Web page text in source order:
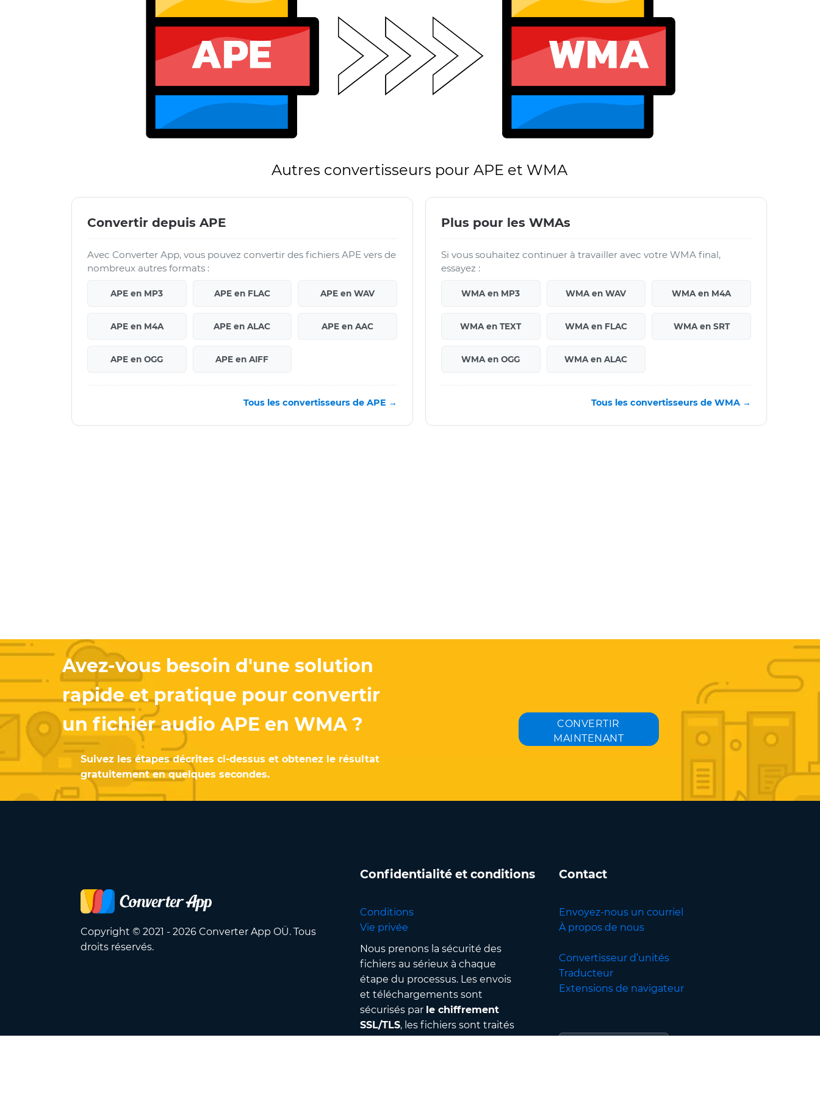
Autres convertisseurs pour APE et WMA
Convertir depuis APE
Avec Converter App, vous pouvez convertir des fichiers APE vers de
nombreux autres formats :
APE en MP3 APE en FLAC APE en WAV
APE en M4A APE en ALAC APE en AAC
APE en OGG APE en AIFF
Tous les convertisseurs de APE →
Plus pour les WMAs
Si vous souhaitez continuer à travailler avec votre WMA final,
essayez :
WMA en MP3 WMA en WAV WMA en M4A
WMA en TEXT WMA en FLAC WMA en SRT
WMA en OGG WMA en ALAC
Tous les convertisseurs de WMA →
Avez-vous besoin d'une solution
rapide et pratique pour convertir
un fichier audio APE en WMA ?
Suivez les étapes décrites ci-dessus et obtenez le résultat
gratuitement en quelques secondes.
CONVERTIR
MAINTENANT
Copyright © 2021 - 2026 Converter App OÜ. Tous
droits réservés.
Confidentialité et conditions
Conditions
Vie privée
Nous prenons la sécurité des
fichiers au sérieux à chaque
étape du processus. Les envois
et téléchargements sont
sécurisés par le chiffrement
SSL/TLS, les fichiers sont traités
Contact
Envoyez-nous un courriel
À propos de nous
Convertisseur d’unités
Traducteur
Extensions de navigateur